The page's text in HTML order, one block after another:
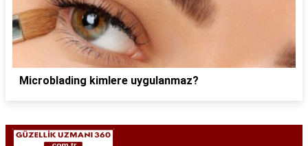
Microblading kimlere uygulanmaz?